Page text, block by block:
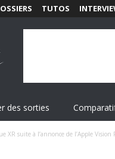
TUTOS
des sorties
XR suite à l’annonce de l’Apple Vision